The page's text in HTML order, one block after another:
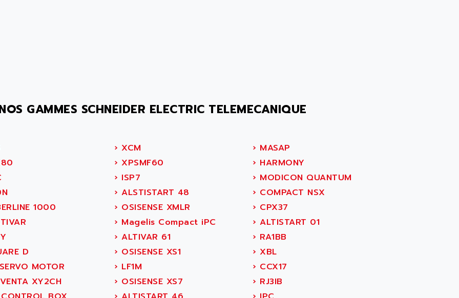
GAMMES SCHNEIDER ELECTRIC TELEMECANIQUE
› XCM › MASAP
› XPSMF60 › HARMONY
› ISP7 › MODICON QUANTUM
› ALSTISTART 48 › COMPACT NSX
1000 › OSISENSE XMLR › CPX37
› Magelis Compact iPC › ALTISTART 01
› ALTIVAR 61 › RA1BB
D › OSISENSE XS1 › XBL
MOTOR › LF1M › CCX17
XY2CH › OSISENSE XS7 › RJ3IB